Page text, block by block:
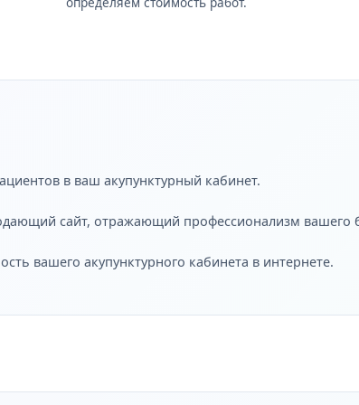
в ваш акупунктурный кабинет.
сайт, отражающий профессионализм вашего
вашего акупунктурного кабинета в интернете.